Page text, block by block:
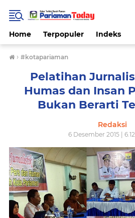
Home Terpopuler Indeks
› #kotapariaman
Pelatihan
Humas dan Insan
Bukan Berarti
Redaksi
6 Desember 2015 |